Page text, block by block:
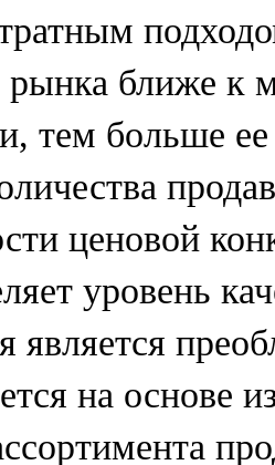
ближе к
тем больше
ценовой
уровень
является
на основе